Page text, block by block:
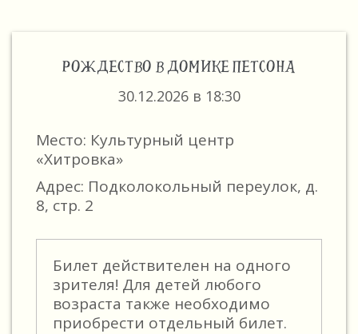
РОЖДЕСТВО В ДОМИКЕ ПЕТСОНА
30.12.2026 в 18:30
Место: Культурный центр
«Хитровка»
Адрес: Подколокольный переулок, д.
8, стр. 2
Билет действителен на одного
зрителя! Для детей любого
возраста также необходимо
приобрести отдельный билет.